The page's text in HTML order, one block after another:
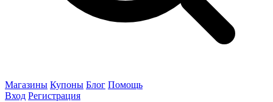
Магазины Купоны Блог Помощь
Вход Регистрация